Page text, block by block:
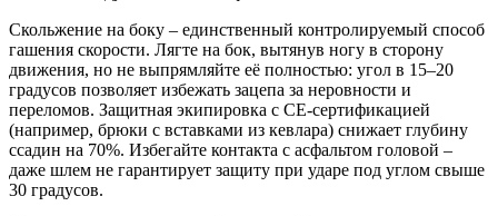
Скольжение на боку – единственный контролируемый способ
гашения скорости. Лягте на бок, вытянув ногу в сторону
движения, но не выпрямляйте её полностью: угол в 15–20
градусов позволяет избежать зацепа за неровности и
переломов. Защитная экипировка с CE-сертификацией
(например, брюки с вставками из кевлара) снижает глубину
ссадин на 70%. Избегайте контакта с асфальтом головой –
даже шлем не гарантирует защиту при ударе под углом свыше
30 градусов.